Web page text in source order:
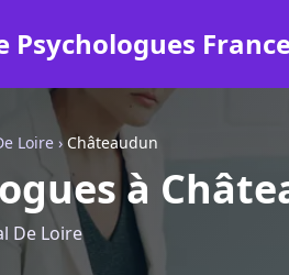
Psychologues
Loire ›Châteaudun
à
De Loire